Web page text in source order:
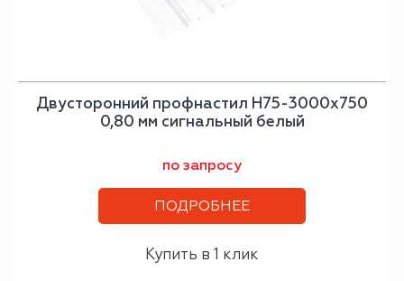
Двусторонний профнастил Н75-3000х750
0,80 мм сигнальный белый
по запросу
ПОДРОБНЕЕ
Купить в 1 клик